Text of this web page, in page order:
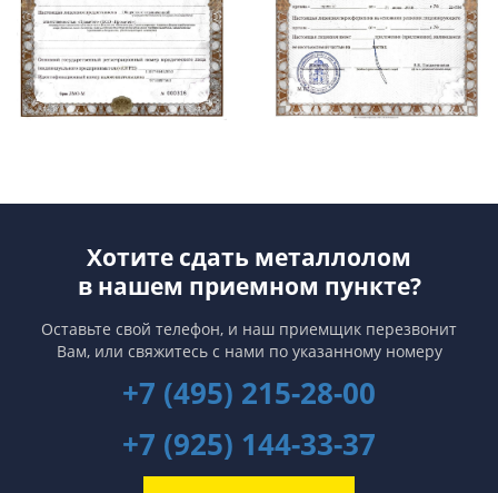
Хотите сдать металлолом
в нашем приемном пункте?
Оставьте свой телефон, и наш приемщик перезвонит
Вам, или свяжитесь с нами по указанному номеру
+7 (495) 215-28-00
+7 (925) 144-33-37